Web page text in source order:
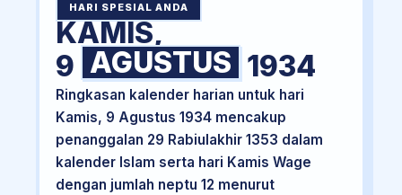
HARI SPESIAL ANDA
KAMIS,
9 AGUSTUS 1934
Ringkasan kalender harian untuk hari
Kamis, 9 Agustus 1934 mencakup
penanggalan 29 Rabiulakhir 1353 dalam
kalender Islam serta hari Kamis Wage
dengan jumlah neptu 12 menurut